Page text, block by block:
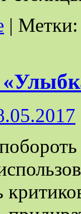
| Метки: